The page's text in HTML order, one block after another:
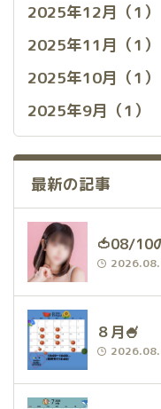
2025年12月（1）
2025年11月（1）
2025年10月（1）
2025年9月（1）
最新の記事
🍅08/10
８月🍧